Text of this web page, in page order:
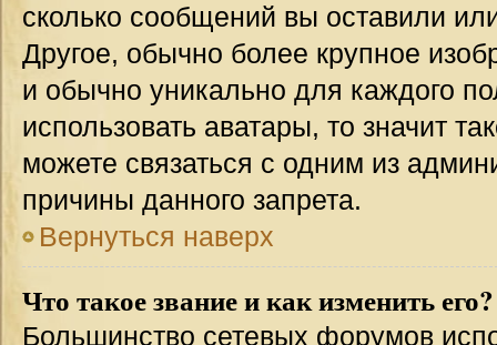
сколько сообщений вы оставили
Другое, обычно более крупное
и обычно уникально для каждого
использовать аватары, то значит
можете связаться с одним из
причины данного запрета.
Вернуться наверх
Что такое звание и как изменить его?
Большинство сетевых форумов